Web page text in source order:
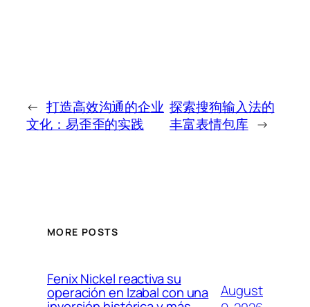
← 打造高效沟通的企业
文化：易歪歪的实践
探索搜狗输入法的
丰富表情包库 →
MORE POSTS
Fenix Nickel reactiva su
operación en Izabal con una
August